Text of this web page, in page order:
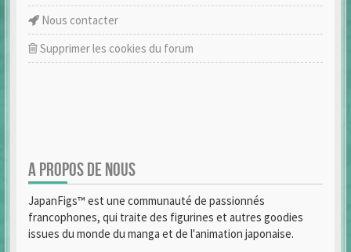
Nous contacter
Supprimer les cookies du forum
A PROPOS DE NOUS
JapanFigs™ est une communauté de passionnés
francophones, qui traite des figurines et autres goodies
issues du monde du manga et de l'animation japonaise.